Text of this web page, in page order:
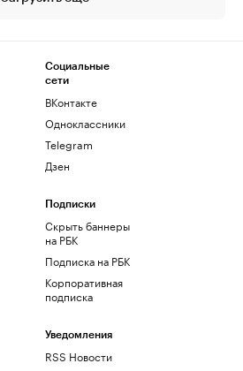
Социальные
сети
ВКонтакте
Одноклассники
Telegram
Дзен
Подписки
Скрыть баннеры
на РБК
Подписка на РБК
Корпоративная
подписка
Уведомления
RSS Новости